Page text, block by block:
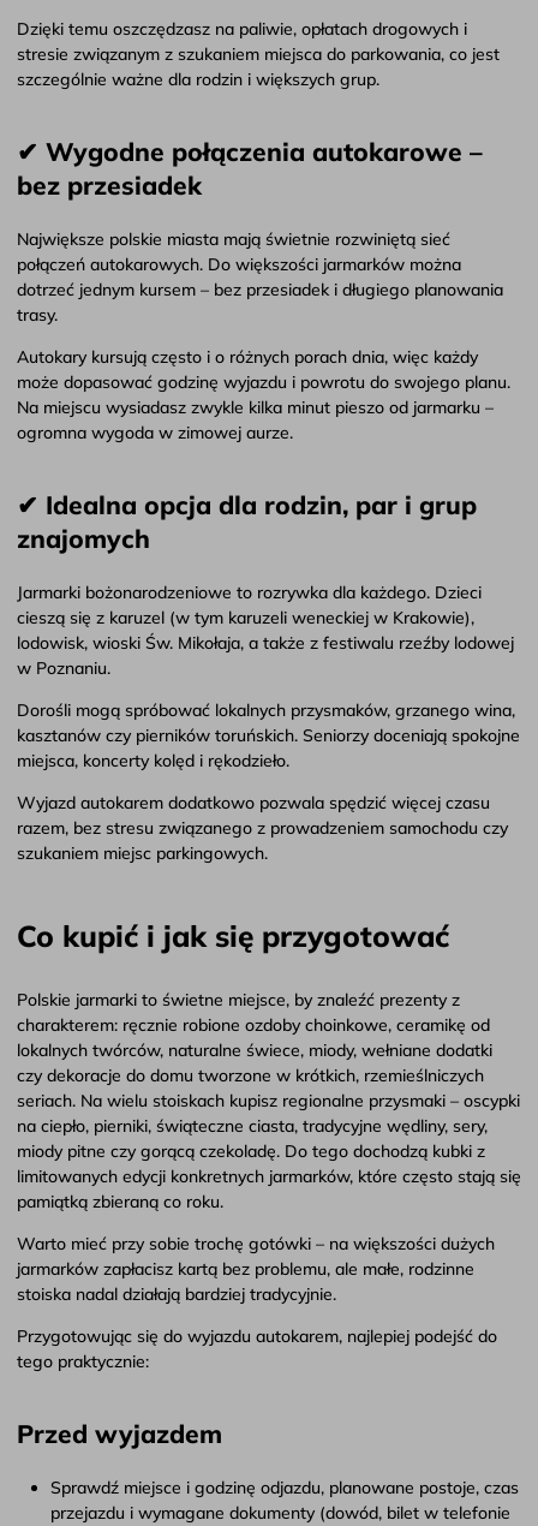
Dzięki temu oszczędzasz na paliwie, opłatach drogowych i
stresie związanym z szukaniem miejsca do parkowania, co jest
szczególnie ważne dla rodzin i większych grup.
✔ Wygodne połączenia autokarowe –
bez przesiadek
Największe polskie miasta mają świetnie rozwiniętą sieć
połączeń autokarowych. Do większości jarmarków można
dotrzeć jednym kursem – bez przesiadek i długiego planowania
trasy.
Autokary kursują często i o różnych porach dnia, więc każdy
może dopasować godzinę wyjazdu i powrotu do swojego planu.
Na miejscu wysiadasz zwykle kilka minut pieszo od jarmarku –
ogromna wygoda w zimowej aurze.
✔ Idealna opcja dla rodzin, par i grup
znajomych
Jarmarki bożonarodzeniowe to rozrywka dla każdego. Dzieci
cieszą się z karuzel (w tym karuzeli weneckiej w Krakowie),
lodowisk, wioski Św. Mikołaja, a także z festiwalu rzeźby lodowej
w Poznaniu.
Dorośli mogą spróbować lokalnych przysmaków, grzanego wina,
kasztanów czy pierników toruńskich. Seniorzy doceniają spokojne
miejsca, koncerty kolęd i rękodzieło.
Wyjazd autokarem dodatkowo pozwala spędzić więcej czasu
razem, bez stresu związanego z prowadzeniem samochodu czy
szukaniem miejsc parkingowych.
Co kupić i jak się przygotować
Polskie jarmarki to świetne miejsce, by znaleźć prezenty z
charakterem: ręcznie robione ozdoby choinkowe, ceramikę od
lokalnych twórców, naturalne świece, miody, wełniane dodatki
czy dekoracje do domu tworzone w krótkich, rzemieślniczych
seriach. Na wielu stoiskach kupisz regionalne przysmaki – oscypki
na ciepło, pierniki, świąteczne ciasta, tradycyjne wędliny, sery,
miody pitne czy gorącą czekoladę. Do tego dochodzą kubki z
limitowanych edycji konkretnych jarmarków, które często stają się
pamiątką zbieraną co roku.
Warto mieć przy sobie trochę gotówki – na większości dużych
jarmarków zapłacisz kartą bez problemu, ale małe, rodzinne
stoiska nadal działają bardziej tradycyjnie.
Przygotowując się do wyjazdu autokarem, najlepiej podejść do
tego praktycznie:
Przed wyjazdem
Sprawdź miejsce i godzinę odjazdu, planowane postoje, czas
przejazdu i wymagane dokumenty (dowód, bilet w telefonie